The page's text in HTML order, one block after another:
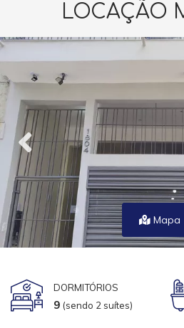
LOCAÇÃO
Mapa
DORMITÓRIOS
9 (sendo 2 suítes)